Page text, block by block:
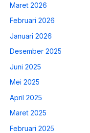
Maret 2026
Februari 2026
Januari 2026
Desember 2025
Juni 2025
Mei 2025
April 2025
Maret 2025
Februari 2025